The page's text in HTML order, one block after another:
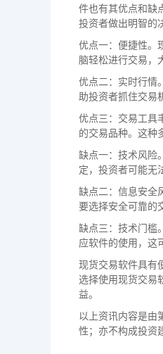
件也有其优点和缺
投资者做出明智的
优点一：便捷性。
脑轻松进行交易，
优点二：实时行情
助投资者抓住交易
优点三：交易工具
的交易品种。这种
缺点一：技术风险
定，投资者可能无
缺点二：信息安全
要选择安全可靠的
缺点三：技术门槛
应软件的使用，这
现货交易软件具有
选择使用现货交易
益。
以上资讯内容是由
性；亦不构成投资